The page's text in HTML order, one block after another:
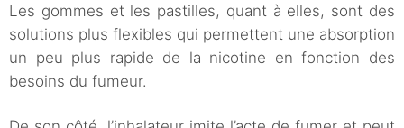
Les gommes et les pastilles, quant à elles, sont des
solutions plus flexibles qui permettent une absorption
un peu plus rapide de la nicotine en fonction des
besoins du fumeur.